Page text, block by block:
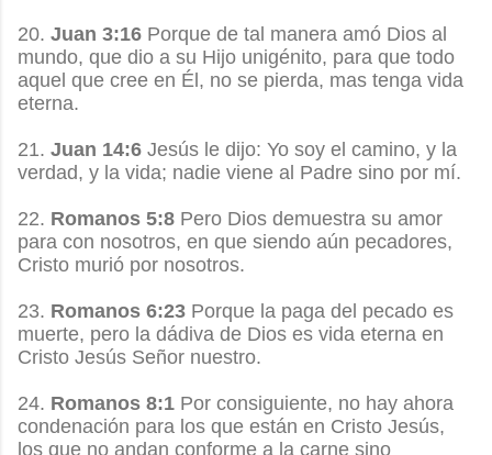
20. Juan 3:16 Porque de tal manera amó Dios al
mundo, que dio a su Hijo unigénito, para que todo
aquel que cree en Él, no se pierda, mas tenga vida
eterna.
21. Juan 14:6 Jesús le dijo: Yo soy el camino, y la
verdad, y la vida; nadie viene al Padre sino por mí.
22. Romanos 5:8 Pero Dios demuestra su amor
para con nosotros, en que siendo aún pecadores,
Cristo murió por nosotros.
23. Romanos 6:23 Porque la paga del pecado es
muerte, pero la dádiva de Dios es vida eterna en
Cristo Jesús Señor nuestro.
24. Romanos 8:1 Por consiguiente, no hay ahora
condenación para los que están en Cristo Jesús,
los que no andan conforme a la carne sino